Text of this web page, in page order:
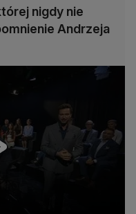
nigdy nie
Andrzeja